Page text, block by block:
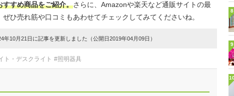
すすめ商品をご紹介。さらに、Amazonや楽天など通販サイトの最
ひ売れ筋や口コミもあわせてチェックしてみてくださいね。
10月21日に記事を更新しました（公開日2019年04月09日）
ト・デスクライト #照明器具
8
9